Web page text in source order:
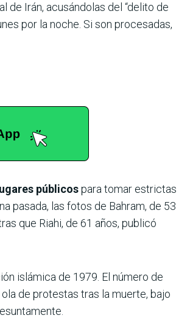
de Irán, acusándolas del “delito de
por la noche. Si son procesadas,
públicospara tomar estrictas
pasada, las fotos de Bahram, de 53
que Riahi, de 61 años, publicó
islámica de 1979. El número de
de protestas tras la muerte, bajo